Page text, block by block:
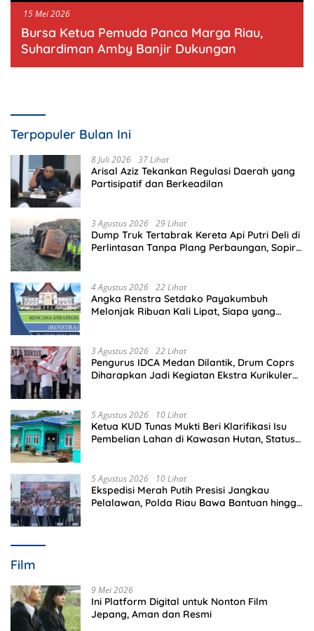
15 Mei 2026
Bursa Ketua Pemuda Panca Marga Riau,
Suhardiman Amby Banjir Dukungan
Terpopuler Bulan Ini
8 Juli 2026 37 Lihat
Arisal Aziz Tekankan Regulasi Daerah yang
Partisipatif dan Berkeadilan
3 Agustus 2026 29 Lihat
Dump Truk Tertabrak Kereta Api Putri Deli di
Perlintasan Tanpa Plang Perbaungan, Sopir
4 Agustus 2026 22 Lihat
Angka Renstra Setdako Payakumbuh
Melonjak Ribuan Kali Lipat, Siapa yang
3 Agustus 2026 22 Lihat
Pengurus IDCA Medan Dilantik, Drum Coprs
Diharapkan Jadi Kegiatan Ekstra Kurikuler
5 Agustus 2026 10 Lihat
Ketua KUD Tunas Mukti Beri Klarifikasi Isu
Pembelian Lahan di Kawasan Hutan, Status
5 Agustus 2026 10 Lihat
Ekspedisi Merah Putih Presisi Jangkau
Pelalawan, Polda Riau Bawa Bantuan hingga
Film
9 Mei 2026
Ini Platform Digital untuk Nonton Film
Jepang, Aman dan Resmi